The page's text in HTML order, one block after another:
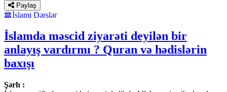
Paylaş
İslami Dərslər
İslamda məscid ziyarəti deyilən bir
anlayış vardırmı ? Quran və hədislərin
baxışı
Şərh :